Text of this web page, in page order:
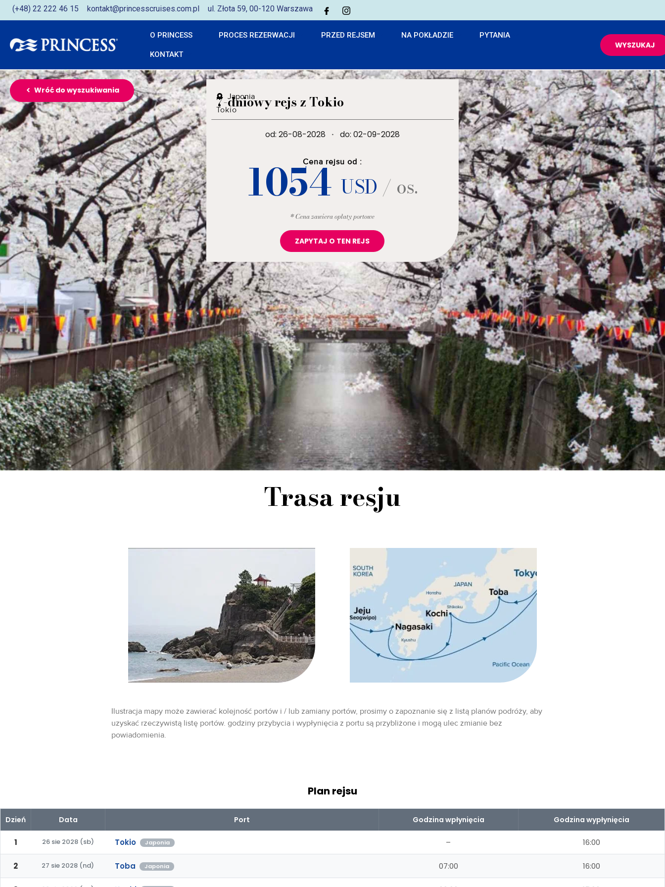
(+48) 22 222 46 15 kontakt@princesscruises.com.pl ul. Złota 59, 00-120 Warszawa
O PRINCESS PROCES REZERWACJI PRZED REJSEM NA POKŁADZIE PYTANIA
KONTAKT
WYSZUKAJ
Wróć do wyszukiwania
Japonia
7-dniowy rejs z Tokio
Tokio
od: 26-08-2028 · do: 02-09-2028
Cena rejsu od :
1054USD / os.
* Cena zawiera opłaty portowe
ZAPYTAJ O TEN REJS
Trasa resju
Ilustracja mapy może zawierać kolejność portów i / lub zamiany portów, prosimy o zapoznanie się z listą planów podróży, aby
uzyskać rzeczywistą listę portów. godziny przybycia i wypłynięcia z portu są przybliżone i mogą ulec zmianie bez
powiadomienia.
Plan rejsu
Dzień Data Port Godzina wpłynięcia Godzina wypłynięcia
1 26 sie 2028 (sb) Tokio Japonia – 16:00
2 27 sie 2028 (nd) Toba Japonia 07:00 16:00